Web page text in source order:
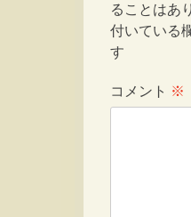
ることはあ
付いている
す
コメント ※